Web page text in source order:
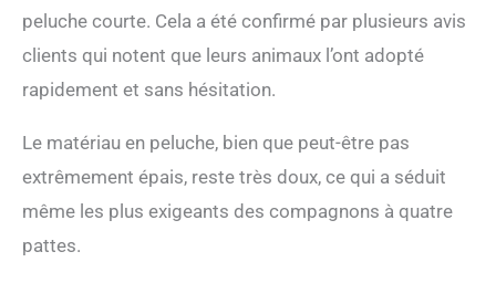
cm. Convient aux petits
chiens de moins de 4,5 kg,
recommandé pour les
chiens moins de 35 cm de
peluche courte. Cela a été confirmé par plusieurs avis
clients qui notent que leurs animaux l’ont adopté
rapidement et sans hésitation.
Le matériau en peluche, bien que peut-être pas
extrêmement épais, reste très doux, ce qui a séduit
même les plus exigeants des compagnons à quatre
pattes.